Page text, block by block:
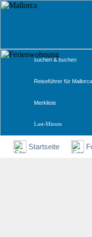
Startseite
suchen & buchen
Reiseführer für Mallorca
Merkliste
Last-Minute